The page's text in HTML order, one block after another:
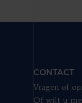
CONTACT
Vragen of
Of wilt u